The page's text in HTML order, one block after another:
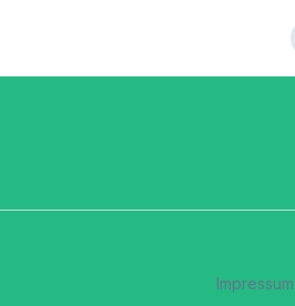
Impressum